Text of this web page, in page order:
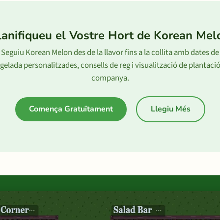
el Vostre Hort de Korean
Seguiu Korean Melon des de la llavor fins a la collita amb dates de
gelada personalitzades, consells de reg i visualització de plantació
companya.
Comença Gratuïtament Llegiu Més